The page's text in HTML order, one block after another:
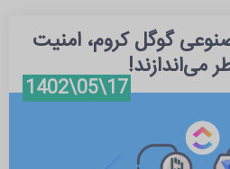
گوگل کروم، امنیت
می‌اندازند!
17\05\1402